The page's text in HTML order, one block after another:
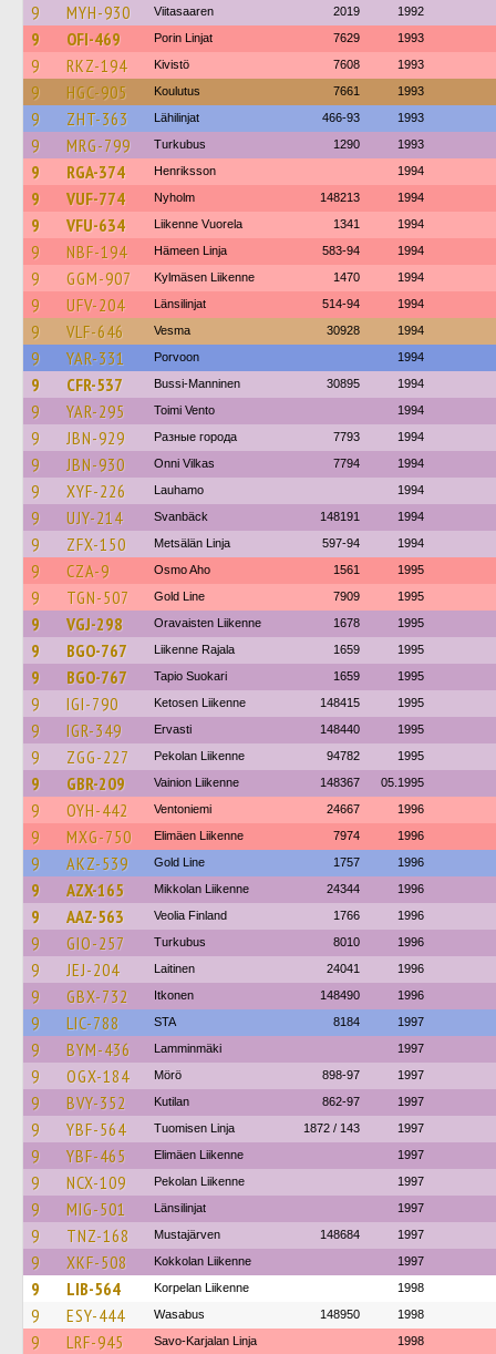
9 MYH-930 Viitasaaren 2019 1992
9 OFI-469 Porin Linjat 7629 1993
9 RKZ-194 Kivistö 7608 1993
9 HGC-905 Koulutus 7661 1993
9 ZHT-363 Lähilinjat 466-93 1993
9 MRG-799 Turkubus 1290 1993
9 RGA-374 Henriksson 1994
9 VUF-774 Nyholm 148213 1994
9 VFU-634 Liikenne Vuorela 1341 1994
9 NBF-194 Hämeen Linja 583-94 1994
9 GGM-907 Kylmäsen Liikenne 1470 1994
9 UFV-204 Länsilinjat 514-94 1994
9 VLF-646 Vesma 30928 1994
9 YAR-331 Porvoon 1994
9 CFR-537 Bussi-Manninen 30895 1994
9 YAR-295 Toimi Vento 1994
9 JBN-929 Разные города 7793 1994
9 JBN-930 Onni Vilkas 7794 1994
9 XYF-226 Lauhamo 1994
9 UJY-214 Svanbäck 148191 1994
9 ZFX-150 Metsälän Linja 597-94 1994
9 CZA-9 Osmo Aho 1561 1995
9 TGN-507 Gold Line 7909 1995
9 VGJ-298 Oravaisten Liikenne 1678 1995
9 BGO-767 Liikenne Rajala 1659 1995
9 BGO-767 Tapio Suokari 1659 1995
9 IGI-790 Ketosen Liikenne 148415 1995
9 IGR-349 Ervasti 148440 1995
9 ZGG-227 Pekolan Liikenne 94782 1995
9 GBR-209 Vainion Liikenne 148367 05.1995
9 OYH-442 Ventoniemi 24667 1996
9 MXG-750 Elimäen Liikenne 7974 1996
9 AKZ-539 Gold Line 1757 1996
9 AZX-165 Mikkolan Liikenne 24344 1996
9 AAZ-563 Veolia Finland 1766 1996
9 GIO-257 Turkubus 8010 1996
9 JEJ-204 Laitinen 24041 1996
9 GBX-732 Itkonen 148490 1996
9 LIC-788 STA 8184 1997
9 BYM-436 Lamminmäki 1997
9 OGX-184 Mörö 898-97 1997
9 BVY-352 Kutilan 862-97 1997
9 YBF-564 Tuomisen Linja 1872 / 143 1997
9 YBF-465 Elimäen Liikenne 1997
9 NCX-109 Pekolan Liikenne 1997
9 MIG-501 Länsilinjat 1997
9 TNZ-168 Mustajärven 148684 1997
9 XKF-508 Kokkolan Liikenne 1997
9 LIB-564 Korpelan Liikenne 1998
9 ESY-444 Wasabus 148950 1998
9 LRF-945 Savo-Karjalan Linja 1998